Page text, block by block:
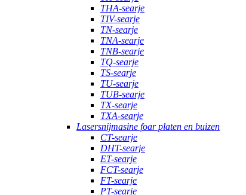
THA-searje
TIV-searje
TN-searje
TNA-searje
TNB-searje
TQ-searje
TS-searje
TU-searje
TUB-searje
TX-searje
TXA-searje
Lasersnijmasine foar platen en buizen
CT-searje
DHT-searje
ET-searje
FCT-searje
FT-searje
PT-searje